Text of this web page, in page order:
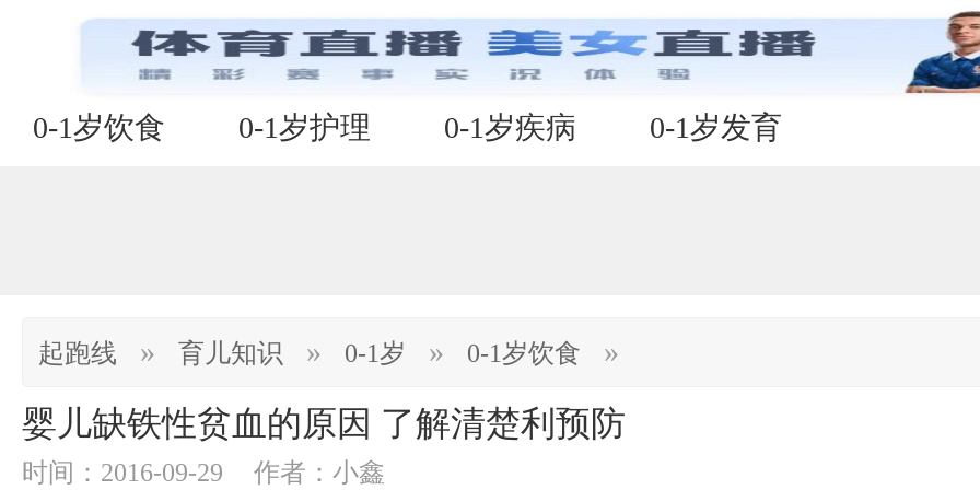
0-1岁饮食 0-1岁护理 0-1岁疾病 0-1岁发育
起跑线 » 育儿知识 » 0-1岁 » 0-1岁饮食 »
婴儿缺铁性贫血的原因 了解清楚利预防
时间：2016-09-29 作者：小鑫